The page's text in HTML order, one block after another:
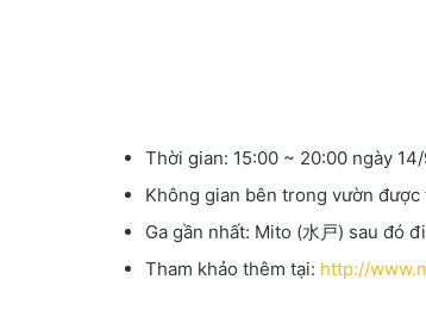
Thời gian: 15:00 ~ 20:00 ngày
Không gian bên trong vườn
Ga gần nhất: Mito (水戸) sau đó
Tham khảo thêm tại: http://